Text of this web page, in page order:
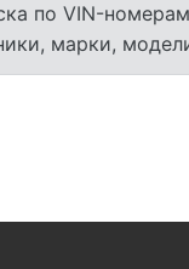
по VIN-
марки,